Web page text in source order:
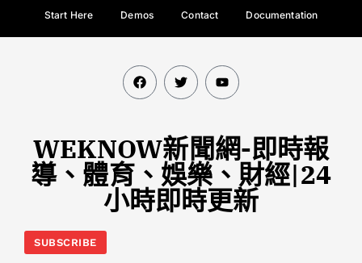
Start Here Demos Contact Documentation
WEKNOW新聞網-即時報
導、體育、娛樂、財經|24
小時即時更新
SUBSCRIBE